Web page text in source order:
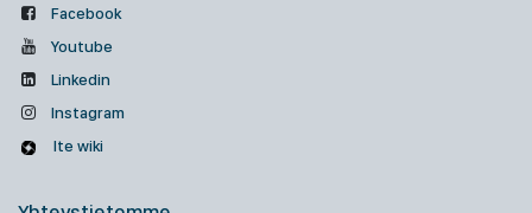
Facebook
Youtube
Linkedin
Instagram
Ite wiki